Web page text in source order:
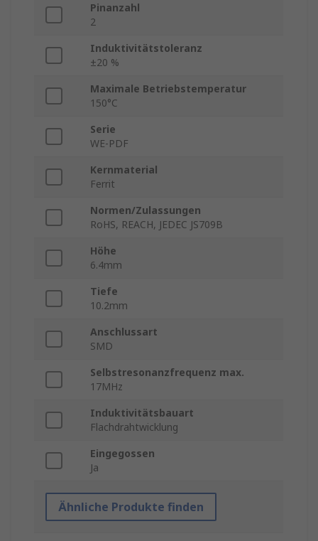
Pinanzahl
2
Induktivitätstoleranz
±20 %
Maximale Betriebstemperatur
150°C
Serie
WE-PDF
Kernmaterial
Ferrit
Normen/Zulassungen
RoHS, REACH, JEDEC JS709B
Höhe
6.4mm
Tiefe
10.2mm
Anschlussart
SMD
Selbstresonanzfrequenz max.
17MHz
Induktivitätsbauart
Flachdrahtwicklung
Eingegossen
Ja
Ähnliche Produkte finden